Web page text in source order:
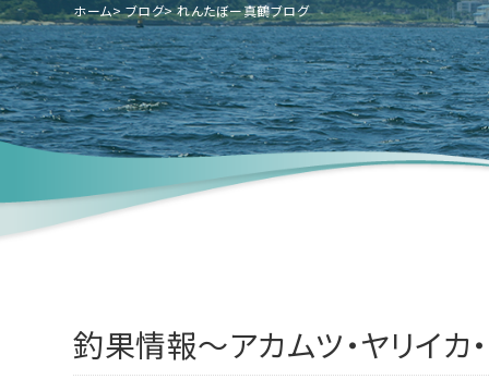
ホーム ブログ れんたぼー真鶴ブログ
釣果情報～アカムツ・ヤリイカ